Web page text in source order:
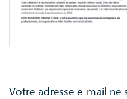
Votre adresse e-mail ne